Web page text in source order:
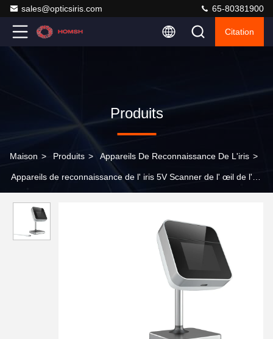
sales@opticsiris.com 65-80381900
Citation
Produits
Maison > Produits > Appareils De Reconnaissance De L'iris >
Appareils de reconnaissance de l' iris 5V Scanner de l' œil de l'